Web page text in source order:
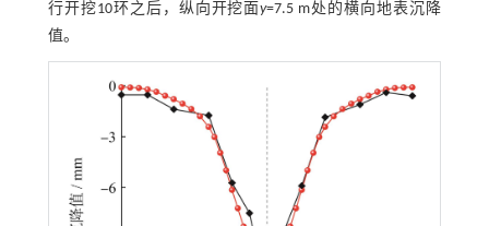
行开挖10环之后，纵向开挖面y=7.5 m处的横向地表沉降
值。